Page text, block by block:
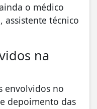
o médico
assistente técnico
na
envolvidos no
depoimento das